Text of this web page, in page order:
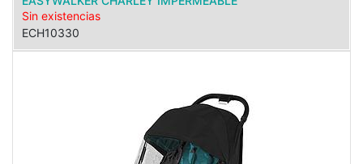
Sin existencias
ECH10330